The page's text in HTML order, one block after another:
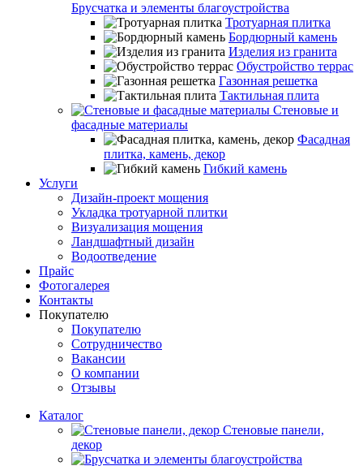
Брусчатка и элементы благоустройства
Тротуарная плитка
Бордюрный камень
Изделия из гранита
Обустройство террас
Газонная решетка
Тактильная плита
Стеновые и
фасадные материалы
Фасадная
плитка, камень, декор
Гибкий камень
Услуги
Дизайн-проект мощения
Укладка тротуарной плитки
Визуализация мощения
Ландшафтный дизайн
Водоотведение
Прайс
Фотогалерея
Контакты
Покупателю
Покупателю
Сотрудничество
Вакансии
О компании
Отзывы
Каталог
Стеновые панели,
декор